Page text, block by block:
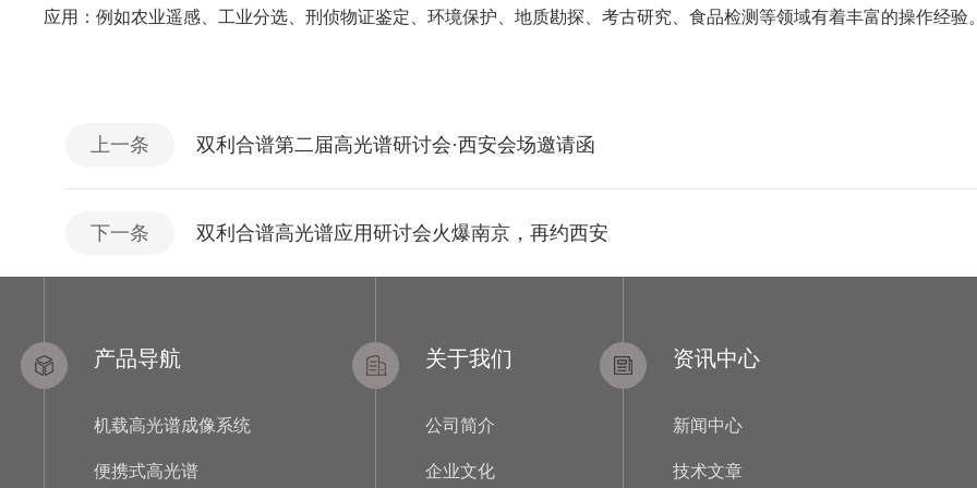
应用：例如农业遥感、工业分选、刑侦物证鉴定、环境保护、地质勘探、考古研究、食品检测等领域有着丰富的操作经验
上一条 双利合谱第二届高光谱研讨会·西安会场邀请函
下一条 双利合谱高光谱应用研讨会火爆南京，再约西安
产品导航
机载高光谱成像系统
便携式高光谱
关于我们
公司简介
企业文化
资讯中心
新闻中心
技术文章